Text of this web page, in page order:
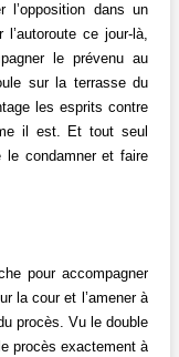
l’opposition dans un
ce jour-là,
le prévenu au
sur la terrasse du
les esprits contre
il est. Et tout seul
condamner et faire
pour accompagner
la cour et l’amener à
procès. Vu le double
procès exactement à